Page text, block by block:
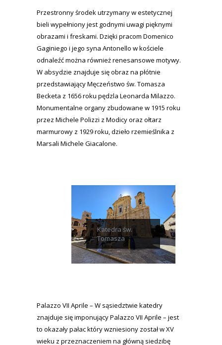
Przestronny środek utrzymany w estetycznej
bieli wypełniony jest godnymi uwagi pięknymi
obrazami i freskami. Dzięki pracom Domenico
Gaginiego i jego syna Antonello w kościele
odnaleźć można również renesansowe motywy.
W absydzie znajduje się obraz na płótnie
przedstawiający Męczeństwo św. Tomasza
Becketa z 1656 roku pędzla Leonarda Milazzo.
Monumentalne organy zbudowane w 1915 roku
przez Michele Polizzi z Modicy oraz ołtarz
marmurowy z 1929 roku, dzieło rzemieślnika z
Marsali Michele Giacalone.
Katedra św.
Tomasza
Palazzo VII Aprile – W sąsiedztwie katedry
znajduje się imponujący Palazzo VII Aprile – jest
to okazały pałac który wzniesiony został w XV
wieku z przeznaczeniem na główną siedzibę